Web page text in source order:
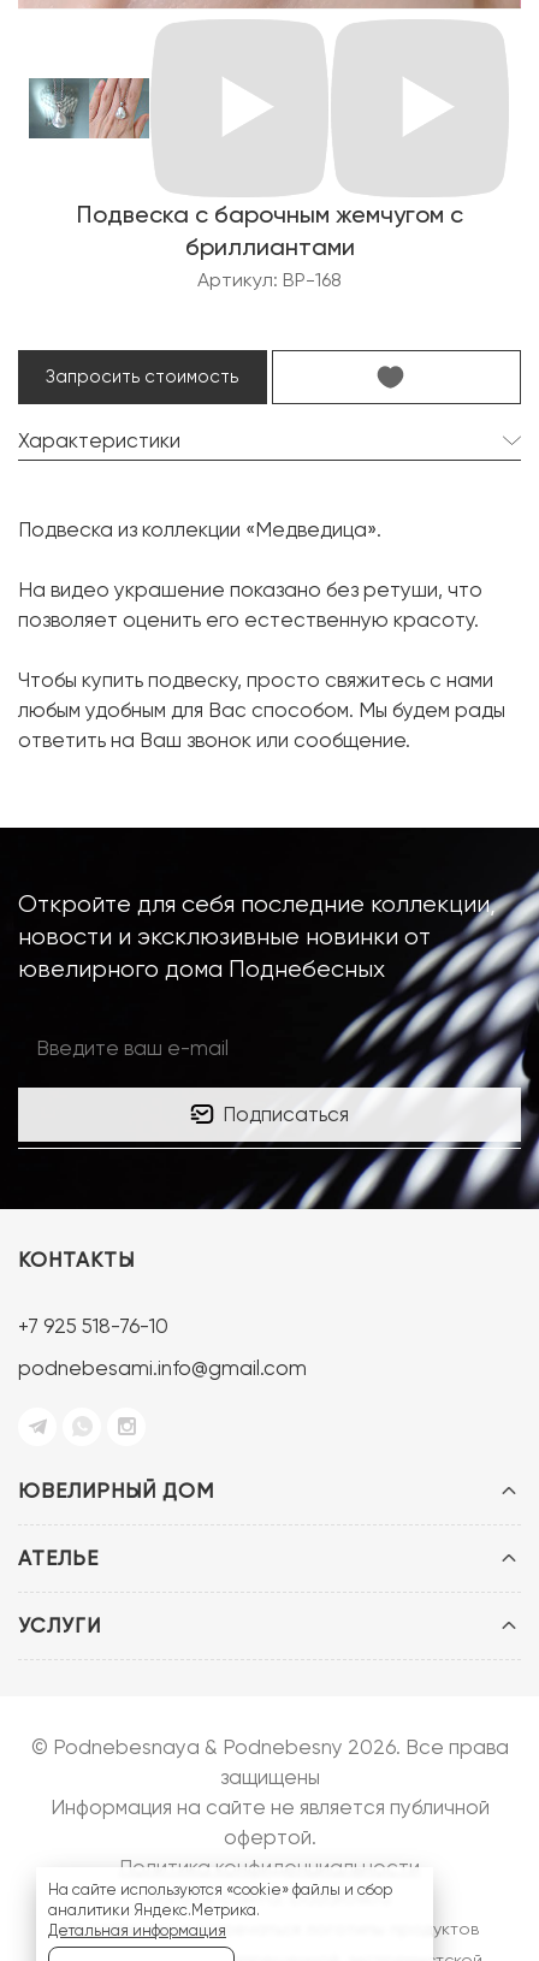
Подвеска с барочным жемчугом с
бриллиантами
Артикул: BP-168
Запросить стоимость
Характеристики
Форма:
Бриллиант:
1 шт. 0.19 карат.
Форма огранки:
Металл:
Белое золото, 750 проба
Вес грамм:
7.96
Подвеска из коллекции «Медведица».
На видео украшение показано без ретуши, что
позволяет оценить его естественную красоту.
Чтобы купить подвеску, просто свяжитесь с нами
любым удобным для Вас способом. Мы будем рады
ответить на Ваш звонок или сообщение.
Откройте для себя последние коллекции,
новости и эксклюзивные новинки от
ювелирного дома Поднебесных
Подписаться
ЮВЕЛИРНЫЙ ДОМ
АТЕЛЬЕ
УСЛУГИ
КОНТАКТЫ
+7 925 518-76-10
podnebesami.info@gmail.com
© Podnebesnaya & Podnebesny 2026. Все права
защищены
Информация на сайте не является публичной
офертой.
Политика конфиденциальности
Запуск сайта:bazarow.ru
На сайте могут встречаться логотипы продуктов
На сайте используются «cookie» файлы и сбор
аналитики Яндекс.Метрика.
Детальная информация